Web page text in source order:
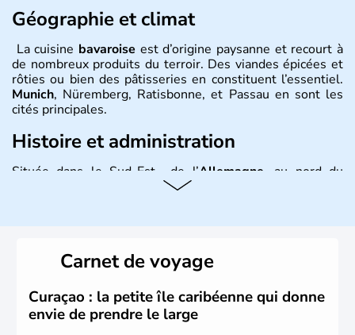
Géographie et climat
La cuisine bavaroise est d’origine paysanne et recourt à
de nombreux produits du terroir. Des viandes épicées et
rôties ou bien des pâtisseries en constituent l’essentiel.
Munich, Nüremberg, Ratisbonne, et Passau en sont les
cités principales.
Histoire et administration
Située dans le Sud-Est de l’Allemagne , au nord du
fait partie des seize
conservateur.Carnet de voyage
Curaçao : la petite île caribéenne qui donne
envie de prendre le large